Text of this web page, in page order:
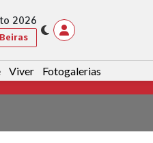
2026
Viver Fotogalerias